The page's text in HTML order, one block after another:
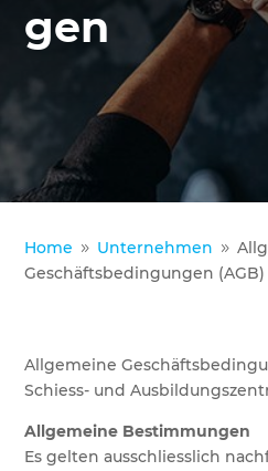
gen
Home 9 Unternehmen 9
Geschäftsbedingungen (AGB)
Allgemeine
Schiess- und
Allgemeine Bestimmungen
Es gelten ausschliesslich